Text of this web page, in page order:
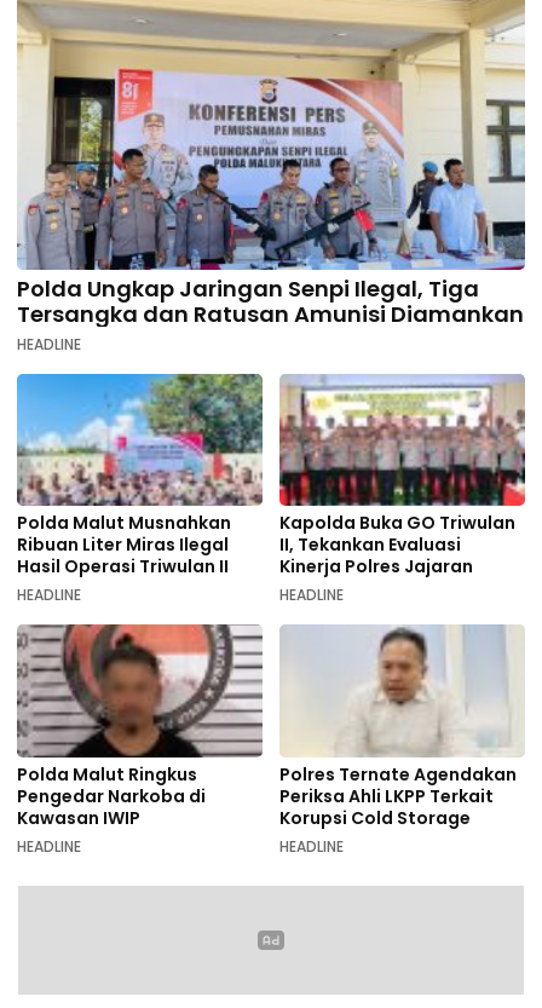
Polda Ungkap Jaringan Senpi Ilegal, Tiga
Tersangka dan Ratusan Amunisi Diamankan
HEADLINE
Polda Malut Musnahkan
Ribuan Liter Miras Ilegal
Hasil Operasi Triwulan II
HEADLINE
Kapolda Buka GO Triwulan
II, Tekankan Evaluasi
Kinerja Polres Jajaran
HEADLINE
Polda Malut Ringkus
Pengedar Narkoba di
Kawasan IWIP
HEADLINE
Polres Ternate Agendakan
Periksa Ahli LKPP Terkait
Korupsi Cold Storage
HEADLINE